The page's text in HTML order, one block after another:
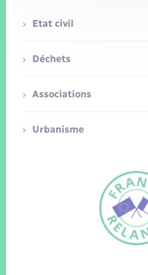
Etat civil
Déchets
Associations
Urbanisme